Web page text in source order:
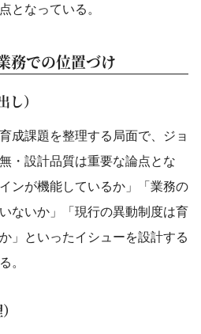
となっている。
務での位置づけ
）
成課題を整理する局面で、ジョ
・設計品質は重要な論点とな
ンが機能しているか」「業務の
ないか」「現行の異動制度は育
」といったイシューを設計する
。